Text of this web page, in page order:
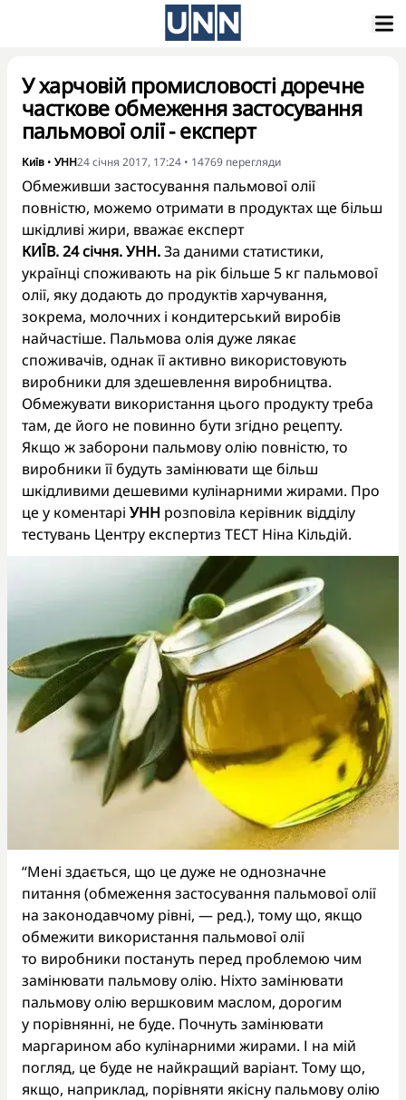
У харчовій промисловості доречне
часткове обмеження застосування
пальмової олії - експерт
Київ • УНН24 січня 2017, 17:24 • 14769 перегляди
Обмеживши застосування пальмової олії
повністю, можемо отримати в продуктах ще більш
шкідливі жири, вважає експерт
КИЇВ. 24 січня. УНН.За даними статистики,
українці споживають на рік більше 5 кг пальмової
олії, яку додають до продуктів харчування,
зокрема, молочних і кондитерський виробів
найчастіше. Пальмова олія дуже лякає
споживачів, однак її активно використовують
виробники для здешевлення виробництва.
Обмежувати використання цього продукту треба
там, де його не повинно бути згідно рецепту.
Якщо ж заборони пальмову олію повністю, то
виробники її будуть замінювати ще більш
шкідливими дешевими кулінарними жирами. Про
це у коментарі УНН розповіла керівник відділу
тестувань Центру експертиз ТЕСТ Ніна Кільдій.
“Мені здається, що це дуже не однозначне
питання (обмеження застосування пальмової олії
на законодавчому рівні, — ред.), тому що, якщо
обмежити використання пальмової олії
то виробники постануть перед проблемою чим
замінювати пальмову олію. Ніхто замінювати
пальмову олію вершковим маслом, дорогим
у порівнянні, не буде. Почнуть замінювати
маргарином або кулінарними жирами. І на мій
погляд, це буде не найкращий варіант. Тому що,
якщо, наприклад, порівняти якісну пальмову олію